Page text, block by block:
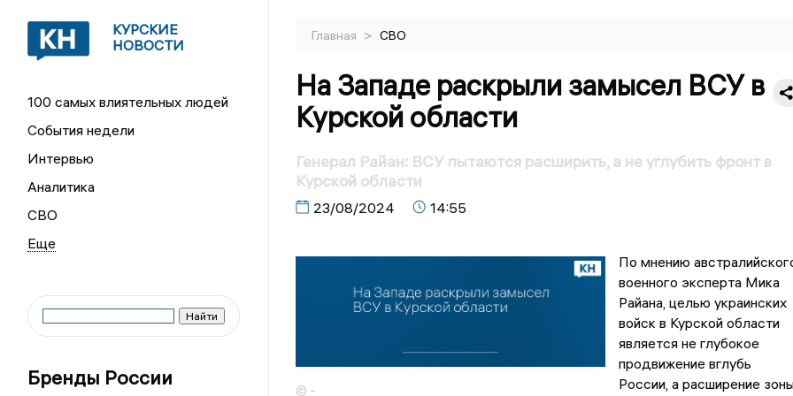
КУРСКИЕ
НОВОСТИ
100 самых влиятельных людей
События недели
Интервью
Аналитика
СВО
Бренды России
Главная > СВО
На Западе раскрыли замысел ВСУ в
Курской области
Генерал Райан: ВСУ пытаются расширить, а не углубить фронт в
Курской области
23/08/2024 14:55
© -
По мнению
военного эксперта Мика
Райана, целью украинских
войск в Курской области
является не глубокое
продвижение вглубь
России, а расширение